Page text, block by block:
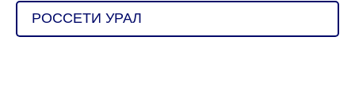
РОССЕТИ УРАЛ